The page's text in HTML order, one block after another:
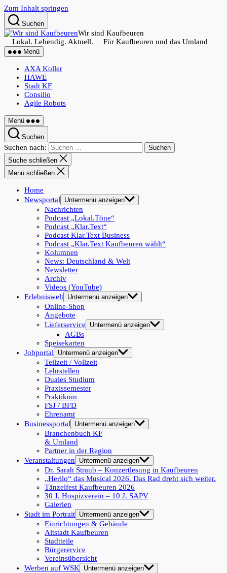
Zum Inhalt springen
Suchen
Wir sind Kaufbeuren
Lokal. Lebendig. Aktuell. Für Kaufbeuren und das Umland
Menü
AXA Koller
HAWE
Stadt KF
Consilio
Agile Robots
Menü
Suchen
Suchen nach:
Suche schließen
Menü schließen
Home
Newsportal
Untermenü anzeigen
Nachrichten
Podcast „Lokal.Töne“
Podcast „Klar.Text“
Podcast Klar.Text Business
Podcast „Klar.Text Kaufbeuren wählt“
Kolumnen
News: Deutschland & Welt
Newsletter
Archiv
Videos (YouTube)
Erlebniswelt Untermenü anzeigen
Online-Shop
Angebote
Lieferservice
Untermenü anzeigen
AGBs
Speisekarten
Jobportal
Untermenü anzeigen
Teilzeit / Vollzeit
Lehrstellen
Duales Studium
Praxissemester
Praktikum
FSJ / BFD
Ehrenamt
Businessportal
Untermenü anzeigen
Branchenbuch KF
& Umland
Partner in der Region
Veranstaltungen
Untermenü anzeigen
Dr. Sarah Straub – Konzertlesung in Kaufbeuren
„Herilo“ das Musical 2026. Das Rad dreht sich weiter.
Tänzelfest Kaufbeuren 2026
30 J. Hospizverein – 10 J. SAPV
Galerien
Stadt im Portrait Untermenü anzeigen
Einrichtungen & Gebäude
Altstadt Kaufbeuren
Stadtteile
Bürgerervice
Vereinsübersicht
Werben auf WSK
Untermenü anzeigen